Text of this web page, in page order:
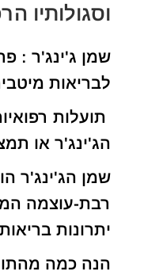
וסגולותיו
שמן ג'ינג'ר :
לבריאות
תועלות
הג'ינג'ר או
שמן הג'ינג'ר
רבת-עוצמה
יתרונות
הנה כמה